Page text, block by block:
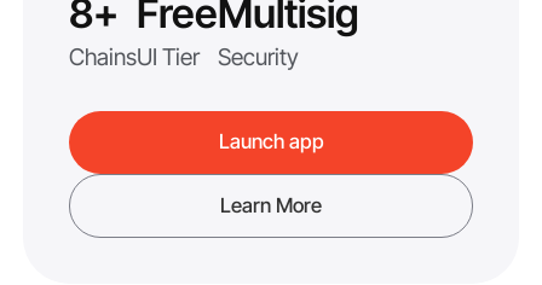
8+
Chains
Free
UI Tier
Multisig
Security
Launch app
Learn More